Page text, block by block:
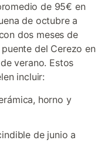
de 95€ en
de octubre a
dos meses de
del Cerezo en
verano. Estos
incluir:
horno y
de junio a